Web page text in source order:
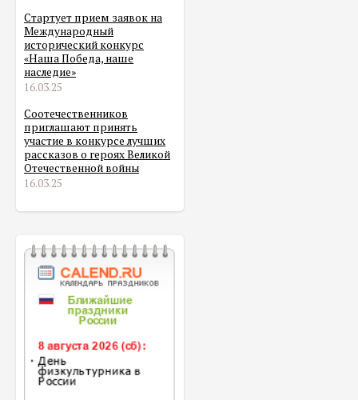
Стартует прием заявок на
Международный
исторический конкурс
«Наша Победа, наше
наследие»
16.03.25
Соотечественников
приглашают принять
участие в конкурсе лучших
рассказов о героях Великой
Отечественной войны
16.03.25